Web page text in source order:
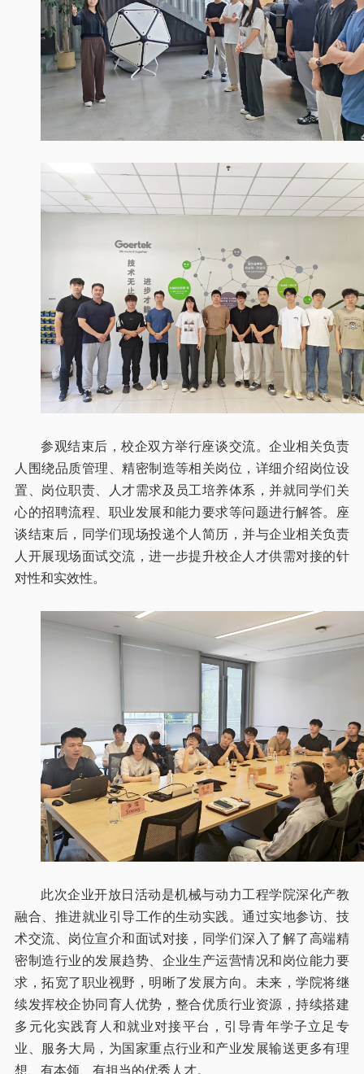
参观结束后，校企双方举行座谈交流。企业相关负责
人围绕品质管理、精密制造等相关岗位，详细介绍岗位设
置、岗位职责、人才需求及员工培养体系，并就同学们关
心的招聘流程、职业发展和能力要求等问题进行解答。座
谈结束后，同学们现场投递个人简历，并与企业相关负责
人开展现场面试交流，进一步提升校企人才供需对接的针
对性和实效性。
此次企业开放日活动是机械与动力工程学院深化产教
融合、推进就业引导工作的生动实践。通过实地参访、技
术交流、岗位宣介和面试对接，同学们深入了解了高端精
密制造行业的发展趋势、企业生产运营情况和岗位能力要
求，拓宽了职业视野，明晰了发展方向。未来，学院将继
续发挥校企协同育人优势，整合优质行业资源，持续搭建
多元化实践育人和就业对接平台，引导青年学子立足专
业、服务大局，为国家重点行业和产业发展输送更多有理
想、有本领、有担当的优秀人才。